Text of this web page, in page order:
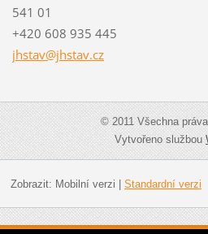
541 01
+420 608 935 445
jhstav@jhstav.cz
© 2011 Všechna
Vytvořeno službou
Zobrazit: Mobilní verzi Standardní verzi